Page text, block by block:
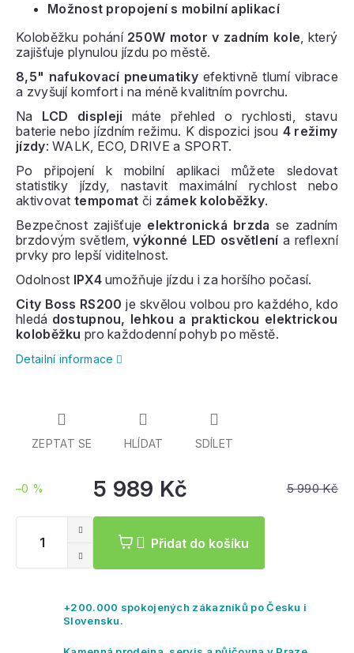
5 990 Kč
–0 % 5 989 Kč
cena:
Přidat do košíku
Možnost propojení s mobilní aplikací
Koloběžku pohání 250W motor v zadním kole, který
zajišťuje plynulou jízdu po městě.
8,5" nafukovací pneumatikyefektivně tlumí vibrace
a zvyšují komfort i na méně kvalitním povrchu.
Na LCD displeji máte přehled o rychlosti, stavu
baterie nebo jízdním režimu. K dispozici jsou 4 režimy
jízdy: WALK, ECO, DRIVE a SPORT.
Po připojení k mobilní aplikaci můžete sledovat
statistiky jízdy, nastavit maximální rychlost nebo
aktivovat tempomat či zámek koloběžky.
Bezpečnost zajišťuje elektronická brzda se zadním
brzdovým světlem,výkonné LED osvětlení a reflexní
prvky pro lepší viditelnost.
Odolnost IPX4umožňuje jízdu i za horšího počasí.
City Boss RS200 je skvělou volbou pro každého, kdo
hledá dostupnou, lehkou a praktickou elektrickou
koloběžku pro každodenní pohyb po městě.
Detailní informace
ZEPTAT SE HLÍDAT SDÍLET
+200.000 spokojených zákazníků po Česku i
Slovensku.